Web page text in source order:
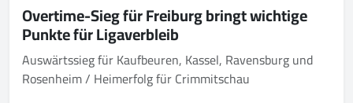
Overtime-Sieg für Freiburg bringt wichtige
Punkte für Ligaverbleib
Auswärtssieg für Kaufbeuren, Kassel, Ravensburg und
Rosenheim / Heimerfolg für Crimmitschau